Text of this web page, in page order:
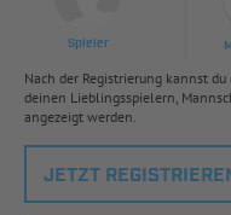
Spieler
Nach der Registrierung kannst
deinen Lieblingsspielern,
angezeigt werden.
JETZT